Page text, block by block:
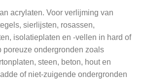
acrylaten. Voor verlijming van
sierlijsten, rosassen,
isolatieplaten en -vellen in hard of
poreuze ondergronden zoals
steen, beton, hout en
of niet-zuigende ondergronden